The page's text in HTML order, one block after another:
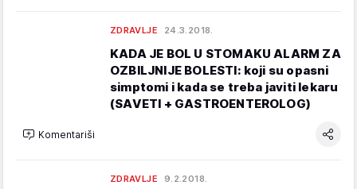
ZDRAVLJE 24.3.2018.
KADA JE BOL U STOMAKU ALARM ZA
OZBILJNIJE BOLESTI: koji su opasni
simptomi i kada se treba javiti lekaru
(SAVETI + GASTROENTEROLOG)
Komentariši
ZDRAVLJE 9.2.2018.